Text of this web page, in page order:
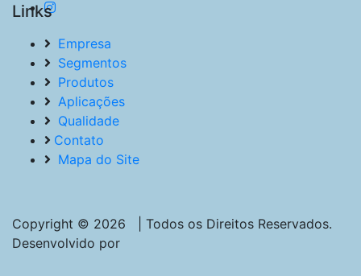
Links
Empresa
Segmentos
Produtos
Aplicações
Qualidade
Contato
Mapa do Site
Copyright © 2026 | Todos os Direitos Reservados.
Desenvolvido por